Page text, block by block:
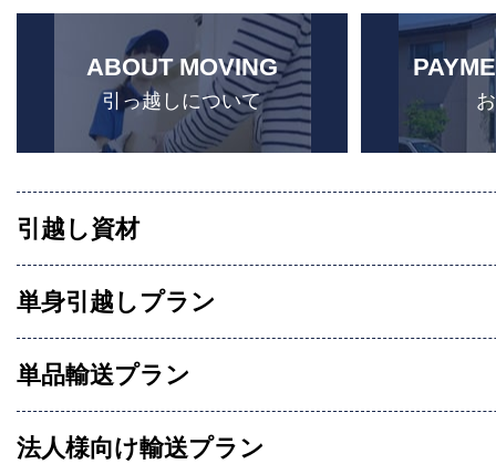
ABOUT MOVING
引っ越しについて
引越し資材
単身引越しプラン
単品輸送プラン
法人様向け輸送プラン